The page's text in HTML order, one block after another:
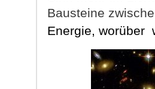
Bausteine
Energie, worüber